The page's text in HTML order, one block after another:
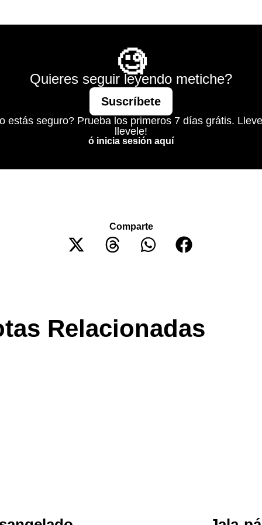
🧐
Quieres seguir leyendo metiche?
Suscríbete
estás seguro? Prueba los primeros 7 días grátis.
llevele!
ó inicia sesión aquí
Comparte
Relacionadas